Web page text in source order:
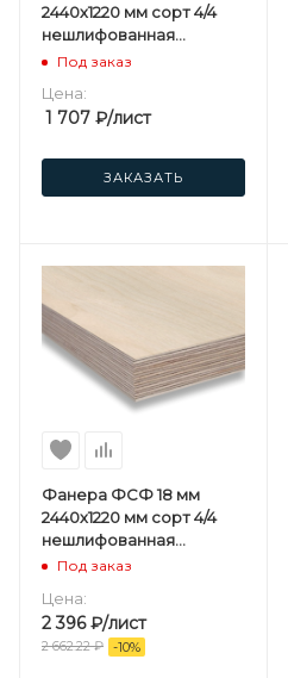
2440х1220 мм сорт 4/4
нешлифованная
березовая
Под заказ
Цена:
1 707 ₽/лист
ЗАКАЗАТЬ
Фанера ФСФ 18 мм
2440х1220 мм сорт 4/4
нешлифованная
березовая
Под заказ
Цена:
2 396₽/лист
2 662.22₽ -10%